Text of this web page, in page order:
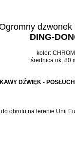
DING-
kolor:
średnica ok. 80
DŹWIĘK -
obrotu na terenie Unii